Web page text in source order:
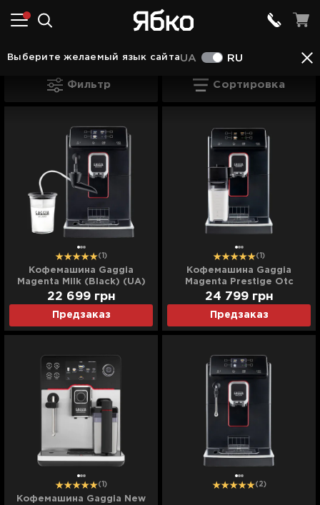
Выберите желаемый язык сайтаUA RU
Кофемашины в Чорткове Кофемашины
Кофемашины Gaggia в Чорткове
Фильтр Сортировка
(1)
Кофемашина Gaggia
Magenta Milk (Black) (UA)
Предзаказ
22 699 грн
(1)
Кофемашина Gaggia
Magenta Prestige Otc
(Black) (UA)
Предзаказ
24 799 грн
(1)
Кофемашина Gaggia New
(2)